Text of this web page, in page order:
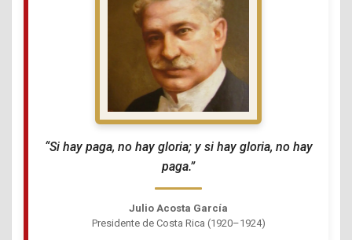
“Si hay paga, no hay gloria; y si hay gloria, no hay
paga.”
Julio Acosta García
Presidente de Costa Rica (1920–1924)